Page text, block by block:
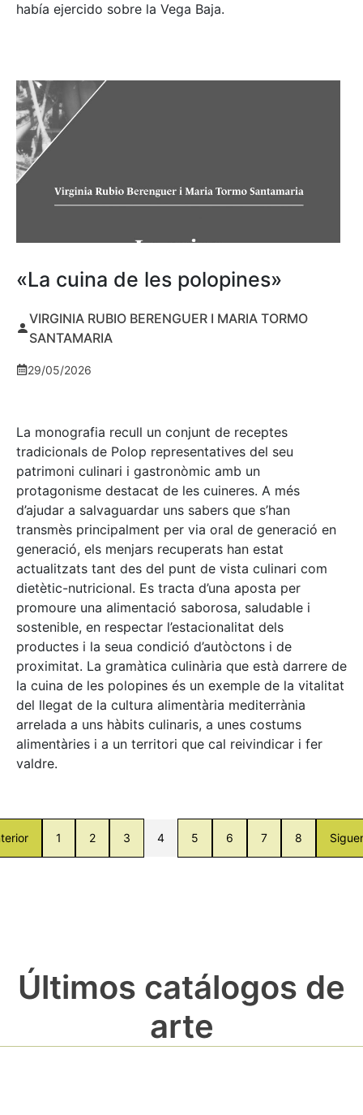
había ejercido sobre la Vega Baja.
«La cuina de les polopines»
VIRGINIA RUBIO BERENGUER I MARIA TORMO
SANTAMARIA
29/05/2026
La monografia recull un conjunt de receptes
tradicionals de Polop representatives del seu
patrimoni culinari i gastronòmic amb un
protagonisme destacat de les cuineres. A més
d’ajudar a salvaguardar uns sabers que s’han
transmès principalment per via oral de generació en
generació, els menjars recuperats han estat
actualitzats tant des del punt de vista culinari com
dietètic-nutricional. Es tracta d’una aposta per
promoure una alimentació saborosa, saludable i
sostenible, en respectar l’estacionalitat dels
productes i la seua condició d’autòctons i de
proximitat. La gramàtica culinària que està darrere de
la cuina de les polopines és un exemple de la vitalitat
del llegat de la cultura alimentària mediterrània
arrelada a uns hàbits culinaris, a unes costums
alimentàries i a un territori que cal reivindicar i fer
valdre.
1 2 3 4 5 6 7 8
Últimos catálogos de
arte